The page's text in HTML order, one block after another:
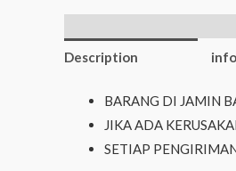
Description
BARANG DI JAMIN
JIKA ADA
SETIAP